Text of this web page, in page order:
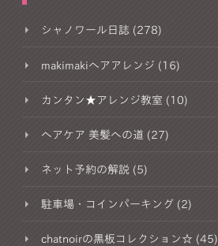
シャノワール日誌 (278)
makimakiヘアアレンジ (16)
カンタン★アレンジ教室 (10)
ヘアケア 美髪への道 (27)
ネット予約の解説 (5)
駐車場・コインパーキング (2)
chatnoirの黒板コレクション☆ (45)